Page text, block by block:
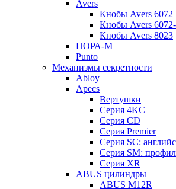
Avers
Кнобы Avers 6072
Кнобы Avers
Кнобы Avers 8023
НОРА-М
Punto
Механизмы секретности
Abloy
Apecs
Вертушки
Серия 4KC
Серия CD
Серия Premier
Серия SC:
Серия SM:
Серия XR
ABUS цилиндры
ABUS M12R